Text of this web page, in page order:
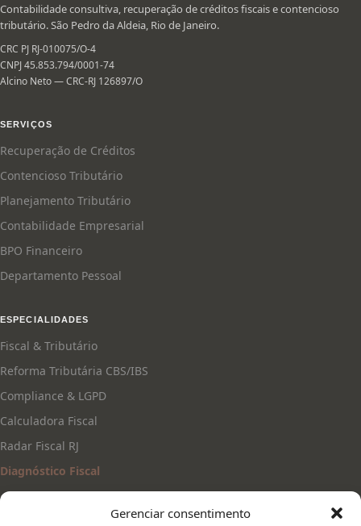
Gerenciar consentimento
Contabilidade consultiva, recuperação de créditos fiscais e contencioso
tributário. São Pedro da Aldeia, Rio de Janeiro.
CRC PJ RJ-010075/O-4
CNPJ 45.853.794/0001-74
Alcino Neto — CRC-RJ 126897/O
SERVIÇOS
Recuperação de Créditos
Contencioso Tributário
Planejamento Tributário
Contabilidade Empresarial
BPO Financeiro
Departamento Pessoal
ESPECIALIDADES
Fiscal & Tributário
Reforma Tributária CBS/IBS
Compliance & LGPD
Calculadora Fiscal
Radar Fiscal RJ
Diagnóstico Fiscal